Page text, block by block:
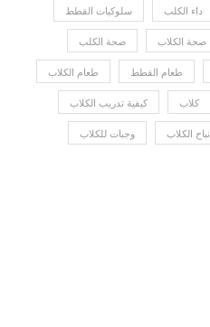
داء الكلب سلوكيات القطط
صحة الكلاب صحة الكلب
طعام القطط طعام الكلاب
كلاب كيفية تدريب الكلاب
نباح الكلاب وجبات للكلاب